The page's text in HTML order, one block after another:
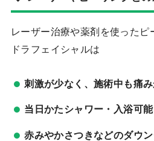
レーザー治療や薬剤を使ったピ
ドラフェイシャルは
刺激が少なく、施術中も痛
当日かたシャワー・入浴可能
赤みやかさつきなどのダウ